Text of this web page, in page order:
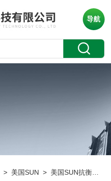
导航
> 美国SUN > 美国SUN抗衡阀